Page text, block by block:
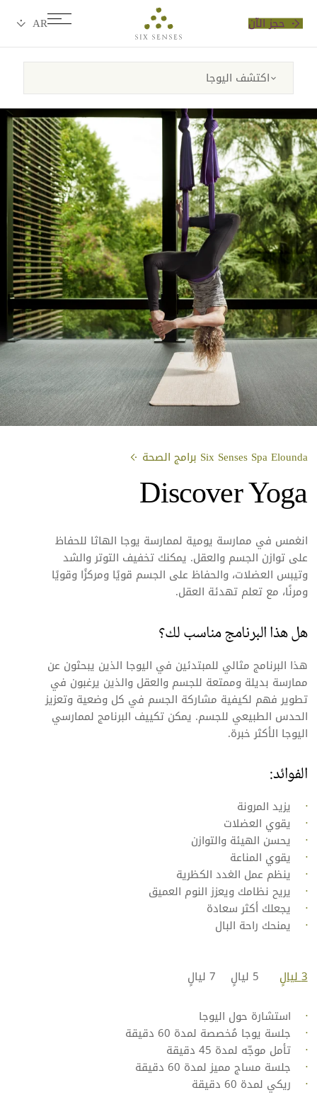
حجز الآن
​Six Senses Spa Elounda برامج الصحة
Discover Yoga
انغمس في ممارسة يومية لممارسة يوجا الهاثا للحفاظ
على توازن الجسم والعقل. يمكنك تخفيف التوتر والشد
وتيبس العضلات، والحفاظ على الجسم قويًا ومركزًا وقويًا
ومرنًا، مع تعلم تهدئة العقل.
هل هذا البرنامج مناسب لك؟
هذا البرنامج مثالي للمبتدئين في اليوجا الذين يبحثون عن
ممارسة بديلة وممتعة للجسم والعقل والذين يرغبون في
تطوير فهم لكيفية مشاركة الجسم في كل وضعية وتعزيز
الحدس الطبيعي للجسم. يمكن تكييف البرنامج لممارسي
اليوجا الأكثر خبرة.
الفوائد:
يزيد المرونة
يقوي العضلات
يحسن الهيئة والتوازن
يقوي المناعة
ينظم عمل الغدد الكظرية
يريح نظامك ويعزز النوم العميق
يجعلك أكثر سعادة
يمنحك راحة البال
3 ليالٍ 5 ليالٍ
7 ليالٍ
استشارة حول اليوجا
جلسة يوجا مُخصصة لمدة 60 دقيقة
تأمل موجّه لمدة 45 دقيقة
جلسة مساج مميز لمدة 60 دقيقة
ريكي لمدة 60 دقيقة